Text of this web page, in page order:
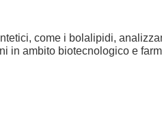
come i bolalipidi,
in ambito biotecnologico e